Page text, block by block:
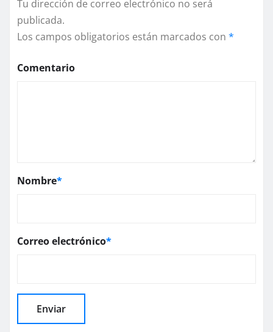
Tu dirección de correo electrónico no será
publicada.
Los campos obligatorios están marcados con *
Comentario
Nombre*
Correo electrónico*